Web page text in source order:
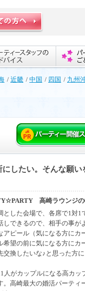
/ 近畿 / 中国 / 四国 / 九州
したい。そんな願い
高崎ラウンジの
とした会場で、各席で1対1
しできるので、相手の事が
アピール（気になる方にカ
希望の前に気になる方にカ
換したいな♪と思った方
人がカップルになる高カッ
。高崎最大の婚活パーティ